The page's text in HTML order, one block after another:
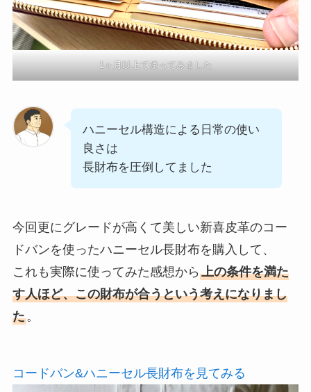
1ヶ月以上て使ってみました
ハニーセル構造による日常の使い
良さは
長財布を圧倒してました
今回更にグレードが高くて美しい新喜皮革のコー
ドバンを使ったハニーセル長財布を購入して、
これも実際に使ってみた感想から 上の条件を満た
す人ほど、この財布が合うという考えになりまし
た。
コードバン&ハニーセル長財布を見てみる